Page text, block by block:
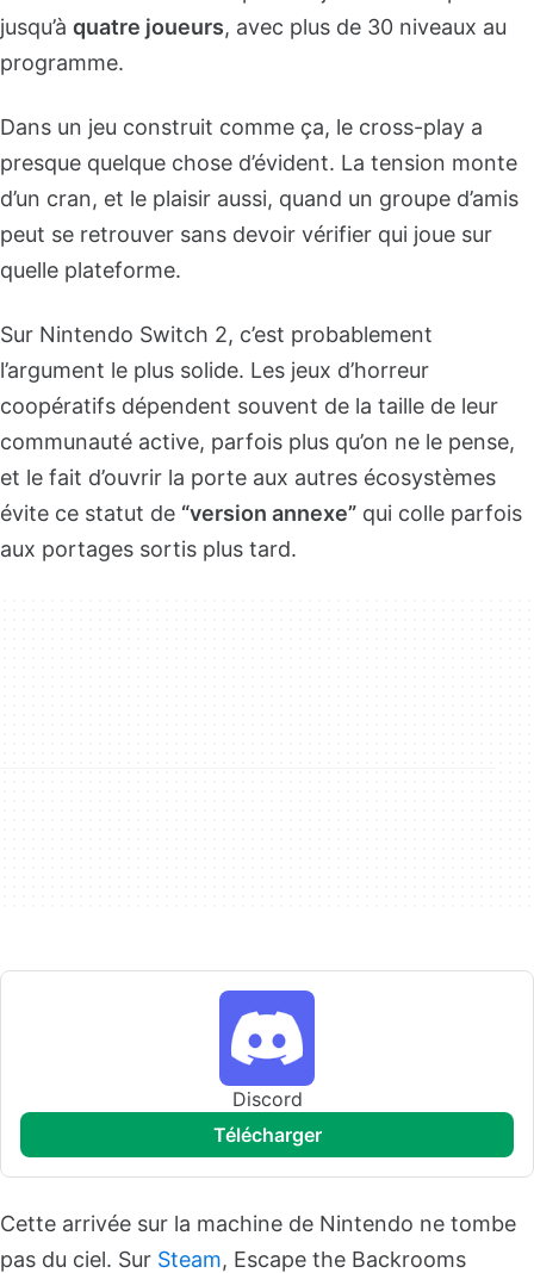
jusqu’à quatre joueurs, avec plus de 30 niveaux au
programme.
Dans un jeu construit comme ça, le cross-play a
presque quelque chose d’évident. La tension monte
d’un cran, et le plaisir aussi, quand un groupe d’amis
peut se retrouver sans devoir vérifier qui joue sur
quelle plateforme.
Sur Nintendo Switch 2, c’est probablement
l’argument le plus solide. Les jeux d’horreur
coopératifs dépendent souvent de la taille de leur
communauté active, parfois plus qu’on ne le pense,
et le fait d’ouvrir la porte aux autres écosystèmes
évite ce statut de “version annexe” qui colle parfois
aux portages sortis plus tard.
Discord
télécharger
Cette arrivée sur la machine de Nintendo ne tombe
pas du ciel. Sur Steam, Escape the Backrooms